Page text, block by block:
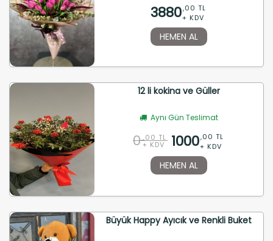
3880,00 TL
+ KDV
HEMEN AL
12 li kokina ve Güller
Aynı Gün Teslimat
0 ,00 TL
+ KDV 1000,00 TL
+ KDV
HEMEN AL
Büyük Happy Ayıcık ve Renkli Buket